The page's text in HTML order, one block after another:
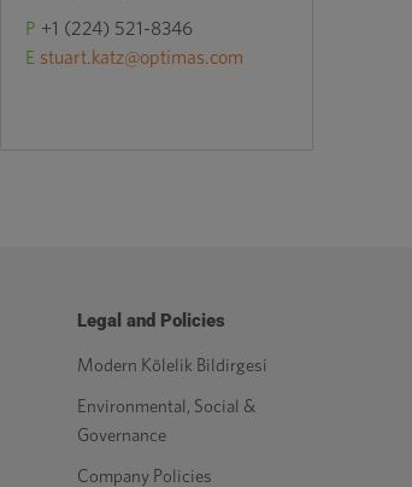
P +1 (224) 521-8346
E stuart.katz@optimas.com
Legal and Policies
Modern Kölelik Bildirgesi
Environmental, Social &
Governance
Company Policies